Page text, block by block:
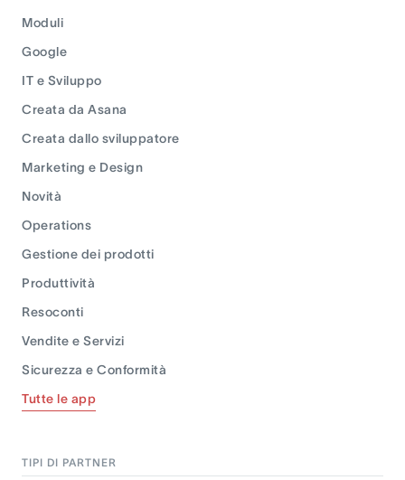
Moduli
Google
IT e Sviluppo
Creata da Asana
Creata dallo sviluppatore
Marketing e Design
Novità
Operations
Gestione dei prodotti
Produttività
Resoconti
Vendite e Servizi
Sicurezza e Conformità
Tutte le app
TIPI DI PARTNER